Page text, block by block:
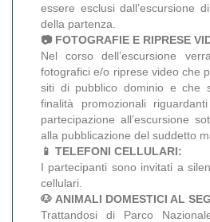
essere esclusi dall’escursione
della partenza.
📷 FOTOGRAFIE E RIPRESE
Nel corso dell’escursione
fotografici e/o riprese video che
siti di pubblico dominio e che
finalità promozionali
partecipazione all’escursione
alla pubblicazione del suddetto
📱 TELEFONI CELLULARI:
I partecipanti sono invitati a
cellulari.
🐶 ANIMALI DOMESTICI AL
Trattandosi di Parco